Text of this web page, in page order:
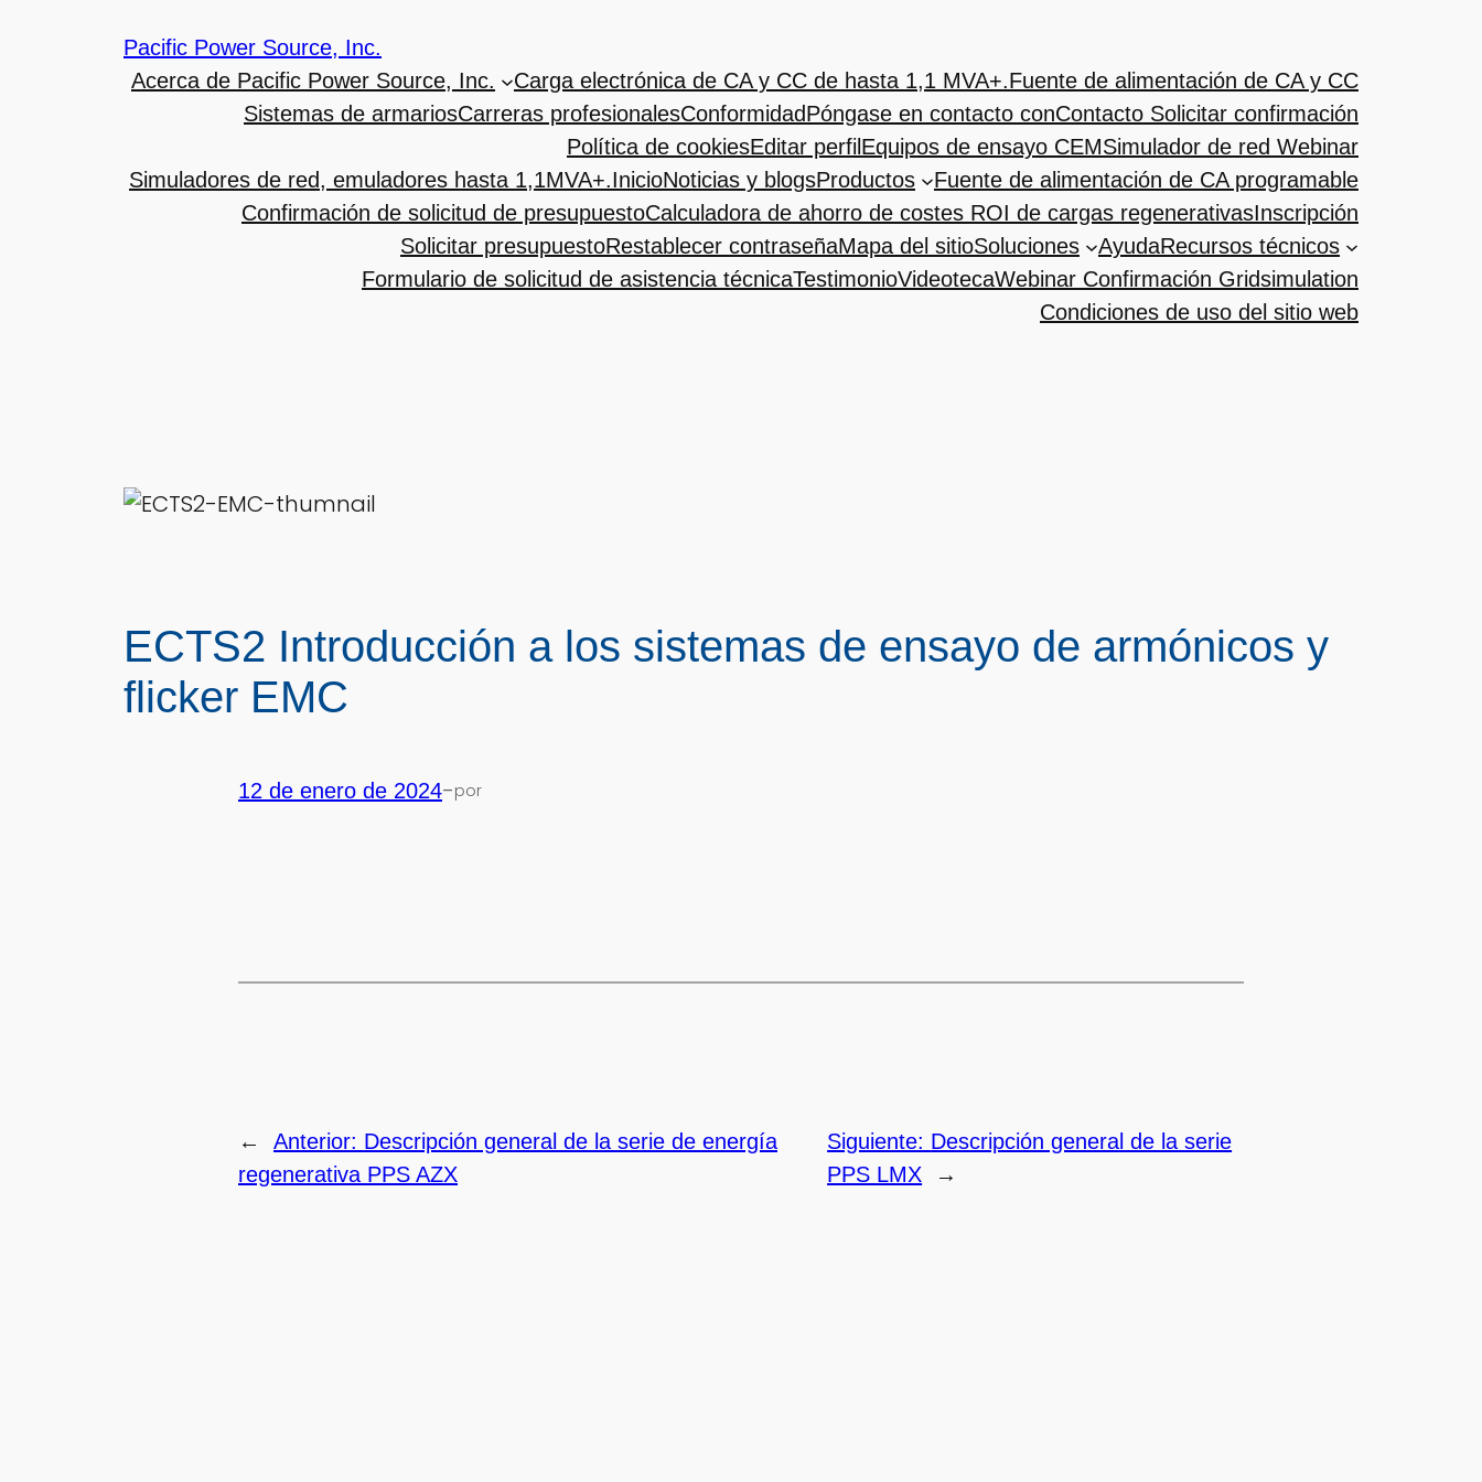
Pacific Power Source, Inc.
Acerca de Pacific Power Source, Inc.
Carga electrónica de CA y CC de hasta 1,1 MVA+.Fuente de alimentación de CA y CC
Sistemas de armariosCarreras profesionalesConformidadPóngase en contacto conContacto Solicitar confirmación
Política de cookiesEditar perfil Equipos de ensayo CEMSimulador de red Webinar
Simuladores de red, emuladores hasta 1,1MVA+.InicioNoticias y blogsProductos
Fuente de alimentación de CA programable
Confirmación de solicitud de presupuestoCalculadora de ahorro de costes ROI de cargas regenerativasInscripción
Solicitar presupuestoRestablecer contraseñaMapa del sitioSoluciones AyudaRecursos técnicos
Formulario de solicitud de asistencia técnicaTestimonioVideotecaWebinar Confirmación Gridsimulation
Condiciones de uso del sitio web
ECTS2 Introducción a los sistemas de ensayo de armónicos y
flicker EMC
12 de enero de 2024-por
← Anterior: Descripción general de la serie de energía
regenerativa PPS AZX
Siguiente: Descripción general de la serie
PPS LMX
→